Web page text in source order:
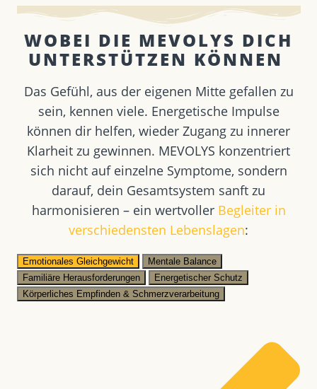
WOBEI DIE MEVOLYS DICH
UNTERSTÜTZEN KÖNNEN ​
Das Gefühl, aus der eigenen Mitte gefallen zu
sein, kennen viele. Energetische Impulse
können dir helfen, wieder Zugang zu innerer
Klarheit zu gewinnen. MEVOLYS konzentriert
sich nicht auf einzelne Symptome, sondern
darauf, dein Gesamtsystem sanft zu
harmonisieren – ein wertvoller Begleiter in
verschiedensten Lebenslagen:
Emotionales Gleichgewicht
Mentale Balance
Familiäre Herausforderungen
Energetischer Schutz
Körperliches Empfinden & Schmerzverarbeitung